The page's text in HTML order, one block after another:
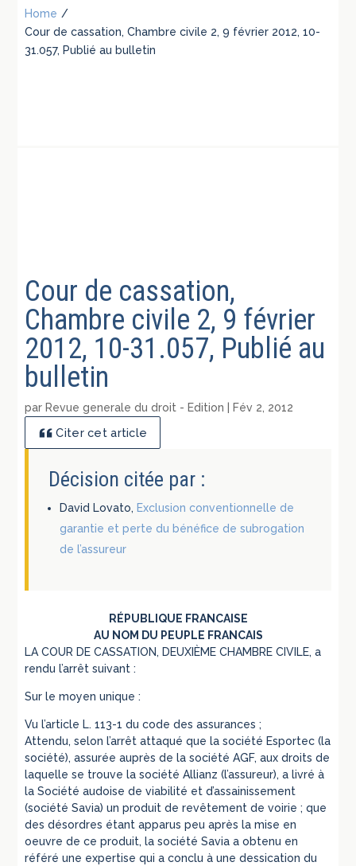
Home /
Cour de cassation, Chambre civile 2, 9 février 2012, 10-
31.057, Publié au bulletin
Cour de cassation,
Chambre civile 2, 9 février
2012, 10-31.057, Publié au
bulletin
par Revue generale du droit - Edition Fév 2, 2012
Citer cet article
Décision citée par :
David Lovato, Exclusion conventionnelle de
garantie et perte du bénéfice de subrogation
de l’assureur
RÉPUBLIQUE FRANCAISE
AU NOM DU PEUPLE FRANCAIS
LA COUR DE CASSATION, DEUXIÈME CHAMBRE CIVILE, a
rendu l’arrêt suivant :
Sur le moyen unique :
Vu l’article L. 113-1 du code des assurances ;
Attendu, selon l’arrêt attaqué que la société Esportec (la
société), assurée auprès de la société AGF, aux droits de
laquelle se trouve la société Allianz (l’assureur), a livré à
la Société audoise de viabilité et d’assainissement
(société Savia) un produit de revêtement de voirie ; que
des désordres étant apparus peu après la mise en
oeuvre de ce produit, la société Savia a obtenu en
référé une expertise qui a conclu à une dessication du